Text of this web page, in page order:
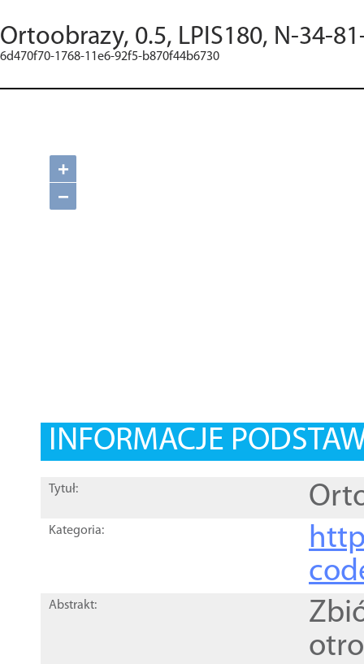
Ortoobrazy, 0.5, LPIS180, N-34-
6d470f70-1768-11e6-92f5-b870f44b6730
+
−
INFORMACJE
Tytuł:
Kategoria:
Abstrakt: